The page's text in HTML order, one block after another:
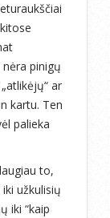
pinigų
ar
kartu. Ten
palieka
to,
užkulisių
iki “kaip